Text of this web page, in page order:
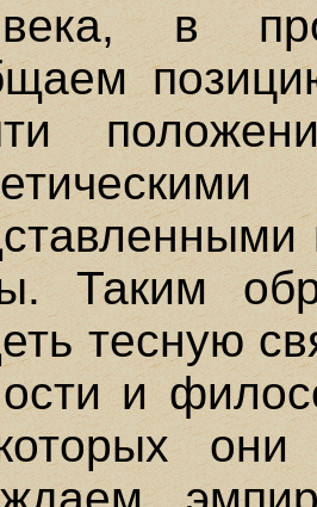
в
Таким
тесную
и